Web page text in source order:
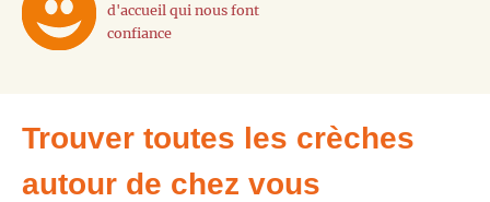
d'accueil qui nous font
confiance
Trouver toutes les crèches
autour de chez vous